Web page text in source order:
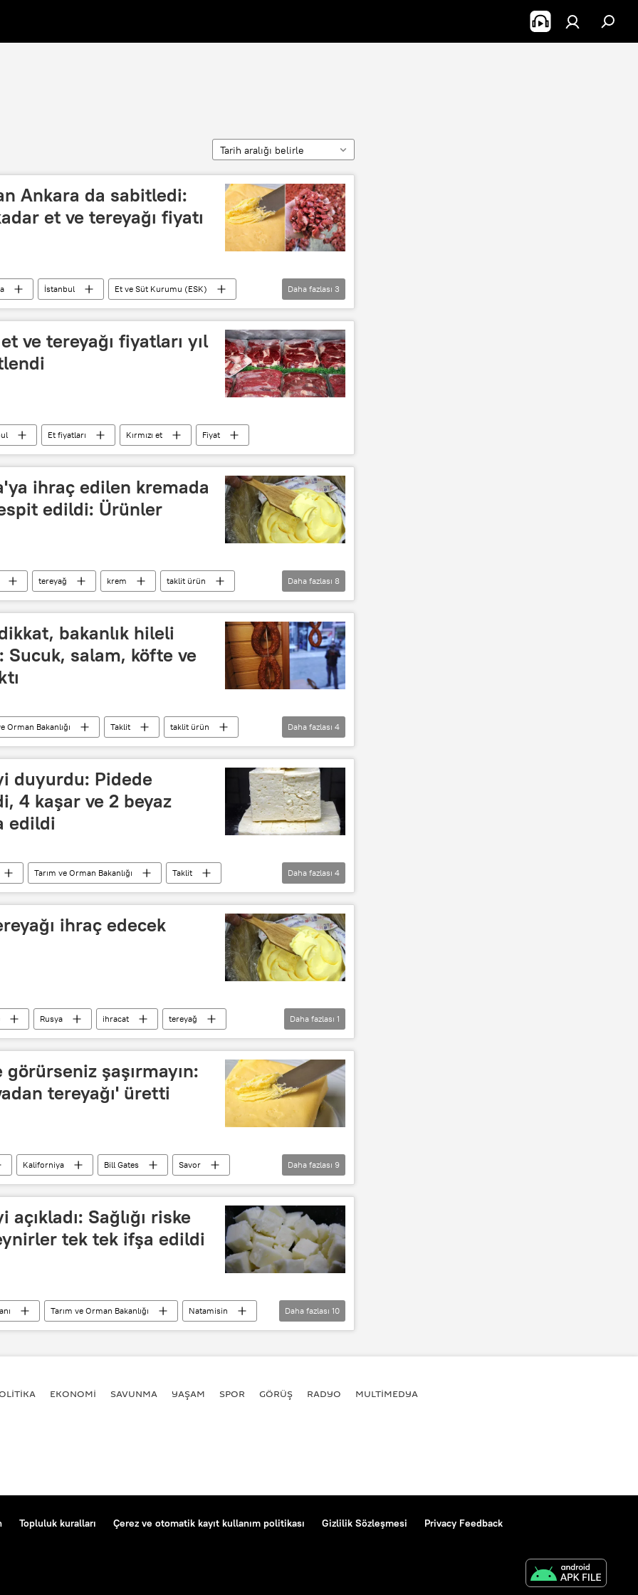
Tarih aralığı belirle
Ankara da sabitledi:
et ve tereyağı fiyatı
İstanbul
Et ve Süt Kurumu (ESK)
Ramazan Bayramı
Daha fazlası 3
ve tereyağı fiyatları yıl
Et fiyatları Kırmızı et Fiyat
ihraç edilen kremada
edildi: Ürünler
tereyağ krem
taklit ürün
Sistemi (GÜBİS)
Gümrük
Daha fazlası 8
bakanlık hileli
Sucuk, salam, köfte ve
Orman Bakanlığı Taklit
taklit ürün
Köfte Peynir
Daha fazlası 4
duyurdu: Pidede
4 kaşar ve 2 beyaz
edildi
Tarım ve Orman Bakanlığı
Taklit
Zeytinyağı Pide
Daha fazlası 4
ihraç edecek
Rusya ihracat
tereyağ
(Rosselkhoznadzor)
Daha fazlası 1
şaşırmayın:
tereyağı' üretti
Kaliforniya Bill Gates
Savor
Peynir
havadan tereyağı üretimi
Daha fazlası 9
Sağlığı riske
tek tek ifşa edildi
Tarım ve Orman Bakanlığı
Natamisin
Sahte Zeytinyağı
Peynir
Daha fazlası 10
EKONOMİ SAVUNMA YAŞAM SPOR GÖRÜŞ RADYO MULTİMEDYA
Topluluk kuralları Çerez ve otomatik kayıt kullanım politikası Gizlilik Sözleşmesi Privacy Feedback